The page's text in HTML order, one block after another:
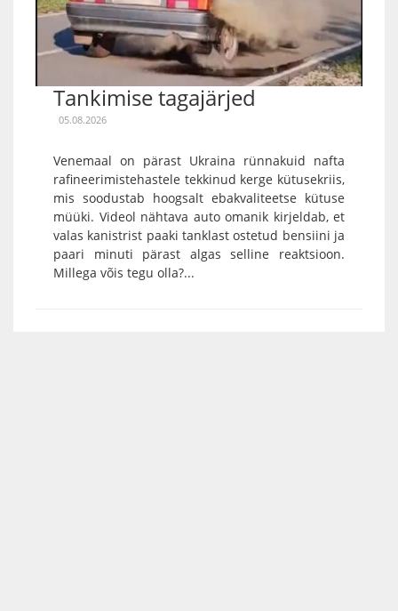
Tankimise tagajärjed
05.08.2026
Venemaal on pärast Ukraina rünnakuid nafta
rafineerimistehastele tekkinud kerge kütusekriis,
mis soodustab hoogsalt ebakvaliteetse kütuse
müüki. Videol nähtava auto omanik kirjeldab, et
valas kanistrist paaki tanklast ostetud bensiini ja
paari minuti pärast algas selline reaktsioon.
Millega võis tegu olla?...